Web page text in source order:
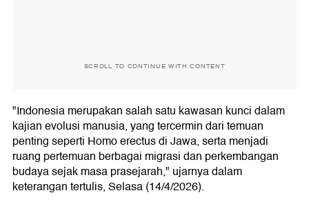
SCROLL TO CONTINUE WITH CONTENT
"Indonesia merupakan salah satu kawasan kunci dalam
kajian evolusi manusia, yang tercermin dari temuan
penting seperti Homo erectus di Jawa, serta menjadi
ruang pertemuan berbagai migrasi dan perkembangan
budaya sejak masa prasejarah," ujarnya dalam
keterangan tertulis, Selasa (14/4/2026).